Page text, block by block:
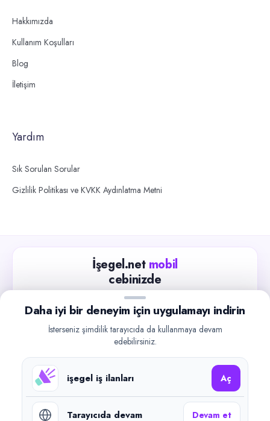
Hakkımızda
Kullanım Koşulları
Blog
İletişim
Yardım
Sık Sorulan Sorular
Gizlilik Politikası ve KVKK Aydınlatma Metni
İşegel.net mobil
cebinizde
Güncel iş ilanlarını takip edin, işverenlerle hızlıca
iletişime geçin.
Google Play
©2026işegel.net. Tüm hakları saklıdır.
Daha iyi bir deneyim için uygulamayı indirin
İsterseniz şimdilik tarayıcıda da kullanmaya devam
edebilirsiniz.
işegel iş ilanları Aç
Tarayıcıda devam Devam et